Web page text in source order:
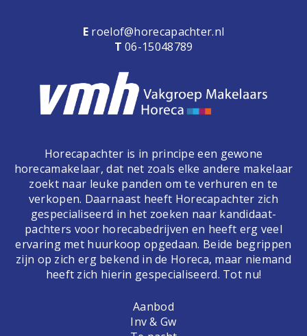
E roelof@horecapachter.nl
T 06-15048789
Horecapachter is in principe een gewone
horecamakelaar, dat net zoals elke andere makelaar
zoekt naar leuke panden om te verhuren en te
verkopen. Daarnaast heeft Horecapachter zich
gespecialiseerd in het zoeken naar kandidaat-
pachters voor horecabedrijven en heeft erg veel
ervaring met huurkoop opgedaan. Beide begrippen
zijn op zich erg bekend in de Horeca, maar niemand
heeft zich hierin gespecialiseerd. Tot nu!
Aanbod
Inv & Gw